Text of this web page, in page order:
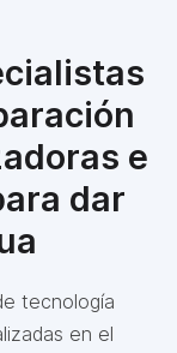
e
dar
tecnología
en el